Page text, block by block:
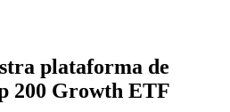
plataforma de
200 Growth ETF